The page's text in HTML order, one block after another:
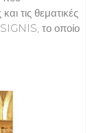
τις θεματικές
το οποίο